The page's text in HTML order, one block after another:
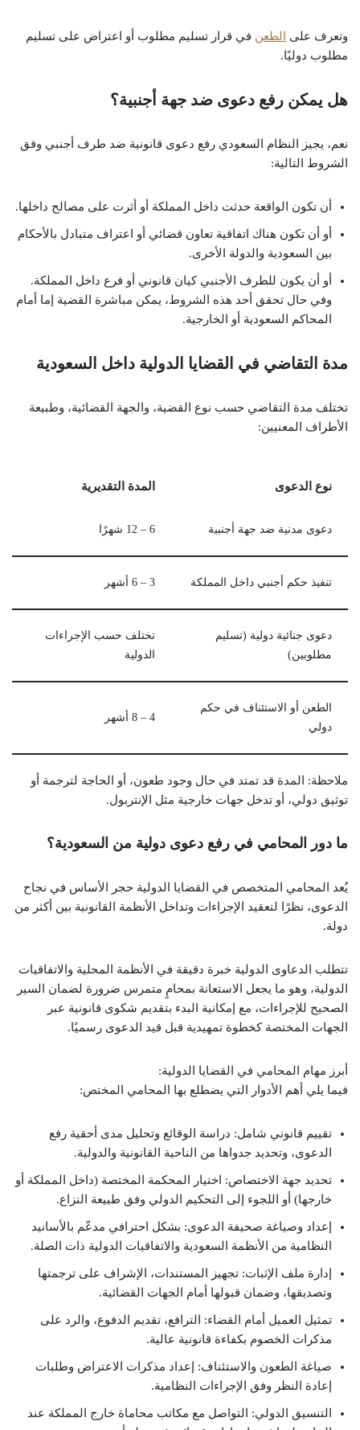
وتعرف على الطعن في قرار تسليم مطلوب أو اعتراض على تسليم
مطلوب دوليًا.
هل يمكن رفع دعوى ضد جهة أجنبية؟
نعم، يجيز النظام السعودي رفع دعوى قانونية ضد طرف أجنبي وفق
الشروط التالية:
أن تكون الواقعة حدثت داخل المملكة أو أثرت على مصالح داخلها.
أو أن تكون هناك اتفاقية تعاون قضائي أو اعتراف متبادل بالأحكام
بين السعودية والدولة الأخرى.
أو أن يكون للطرف الأجنبي كيان قانوني أو فرع داخل المملكة.
وفي حال تحقق أحد هذه الشروط، يمكن مباشرة القضية إما أمام
المحاكم السعودية أو الخارجية.
مدة التقاضي في القضايا الدولية داخل السعودية
تختلف مدة التقاضي حسب نوع القضية، والجهة القضائية، وطبيعة
الأطراف المعنيين:
نوع الدعوى المدة التقديرية
دعوى مدنية ضد جهة أجنبية 6 – 12 شهرًا
تنفيذ حكم أجنبي داخل المملكة 3 – 6 أشهر
دعوى جنائية دولية (تسليم
مطلوبين)
تختلف حسب الإجراءات
الدولية
الطعن أو الاستئناف في حكم
دولي
4 – 8 أشهر
ملاحظة: المدة قد تمتد في حال وجود طعون، أو الحاجة لترجمة أو
توثيق دولي، أو تدخل جهات خارجية مثل الإنتربول.
ما دور المحامي في رفع دعوى دولية من السعودية؟
يُعد المحامي المتخصص في القضايا الدولية حجر الأساس في نجاح
الدعوى، نظرًا لتعقيد الإجراءات وتداخل الأنظمة القانونية بين أكثر من
دولة.
تتطلب الدعاوى الدولية خبرة دقيقة في الأنظمة المحلية والاتفاقيات
الدولية، وهو ما يجعل الاستعانة بمحامٍ متمرس ضرورة لضمان السير
الصحيح للإجراءات، مع إمكانية البدء بتقديم شكوى قانونية عبر
الجهات المختصة كخطوة تمهيدية قبل قيد الدعوى رسميًا.
أبرز مهام المحامي في القضايا الدولية:
فيما يلي أهم الأدوار التي يضطلع بها المحامي المختص:
تقييم قانوني شامل: دراسة الوقائع وتحليل مدى أحقية رفع
الدعوى، وتحديد جدواها من الناحية القانونية والدولية.
تحديد جهة الاختصاص: اختيار المحكمة المختصة (داخل المملكة أو
خارجها) أو اللجوء إلى التحكيم الدولي وفق طبيعة النزاع.
إعداد وصياغة صحيفة الدعوى: بشكل احترافي مدعّم بالأسانيد
النظامية من الأنظمة السعودية والاتفاقيات الدولية ذات الصلة.
إدارة ملف الإثبات: تجهيز المستندات، الإشراف على ترجمتها
وتصديقها، وضمان قبولها أمام الجهات القضائية.
تمثيل العميل أمام القضاء: الترافع، تقديم الدفوع، والرد على
مذكرات الخصوم بكفاءة قانونية عالية.
صياغة الطعون والاستئناف: إعداد مذكرات الاعتراض وطلبات
إعادة النظر وفق الإجراءات النظامية.
التنسيق الدولي: التواصل مع مكاتب محاماة خارج المملكة عند